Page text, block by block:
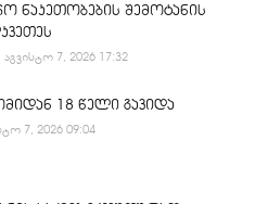
ნაკეთობების შემოტანის
აგვისტო 7, 2026 17:32
18 წელი გავიდა
7, 2026 09:04